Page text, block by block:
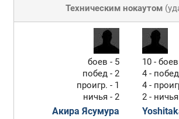
Техническим нокаутом(
боев - 5
побед - 2
проигр. - 1
ничья - 2
Акира Ясумура
10 - боев
4 - побед
4 -
2 - ничья